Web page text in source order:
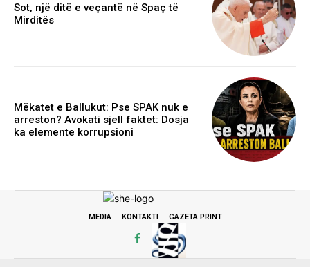
Sot, një ditë e veçantë në Spaç të
Mirditës
Mëkatet e Ballukut: Pse SPAK nuk e
arreston? Avokati sjell faktet: Dosja
ka elemente korrupsioni
MEDIA KONTAKTI GAZETA PRINT